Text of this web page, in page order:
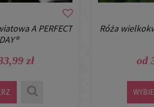
A PERFECT
DAY®
zł
Róża
od